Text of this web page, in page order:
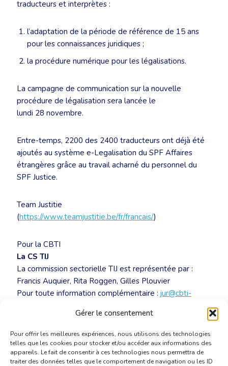
Gérer le consentement
Pour offrir les meilleures expériences, nous utilisons des technologies
telles que les cookies pour stocker et/ou accéder aux informations des
appareils. Le fait de consentir à ces technologies nous permettra de
traiter des données telles que le comportement de navigation ou les ID
traducteurs et interprètes :
l’adaptation de la période de référence de 15 ans
pour les connaissances juridiques ;
la procédure numérique pour les légalisations.
La campagne de communication sur la nouvelle
procédure de légalisation sera lancée le
lundi 28 novembre.
Entre-temps, 2200 des 2400 traducteurs ont déjà été
ajoutés au système e-Legalisation du SPF Affaires
étrangères grâce au travail acharné du personnel du
SPF Justice.
Team Justitie
(https://www.teamjustitie.be/fr/francais/)
Pour la CBTI
La CS TIJ
La commission sectorielle TIJ est représentée par :
Francis Auquier, Rita Roggen, Gilles Plouvier
Pour toute information complémentaire : jur@cbti-